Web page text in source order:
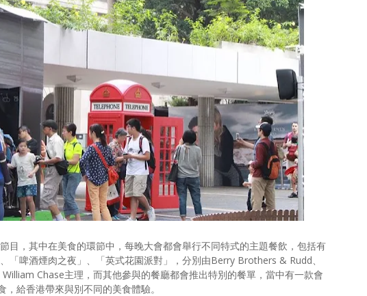
目，其中在美食的環節中，每晚大會都會舉行不同特式的主題餐飲，包括有
「啤酒煙肉之夜」、「英式花園派對」，分別由Berry Brothers & Rudd、
Chase主理，而其他參與的餐廳都會推出特別的餐單，當中有一款會
給香港帶來與別不同的美食體驗。